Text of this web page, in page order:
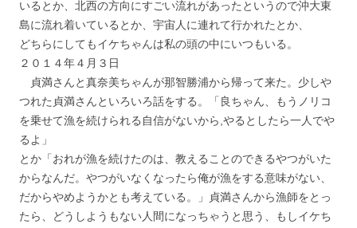
いるとか、北西の方向にすごい流れがあったというので沖大東
島に流れ着いているとか、宇宙人に連れて行かれたとか、
どちらにしてもイケちゃんは私の頭の中にいつもいる。
２０１４年４月３日
貞満さんと真奈美ちゃんが那智勝浦から帰って来た。少しや
つれた貞満さんといろいろ話をする。「良ちゃん、もうノリコ
を乗せて漁を続けられる自信がないから,やるとしたら一人でや
るよ」
とか「おれが漁を続けたのは、教えることのできるやつがいた
からなんだ。やつがいなくなったら俺が漁をする意味がない、
だからやめようかとも考えている。」貞満さんから漁師をとっ
たら、どうしようもない人間になっちゃうと思う、もしイケち